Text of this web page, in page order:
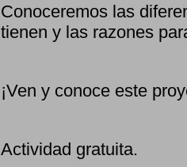
Conoceremos las
tienen y las razones
¡Ven y conoce este
Actividad gratuita.